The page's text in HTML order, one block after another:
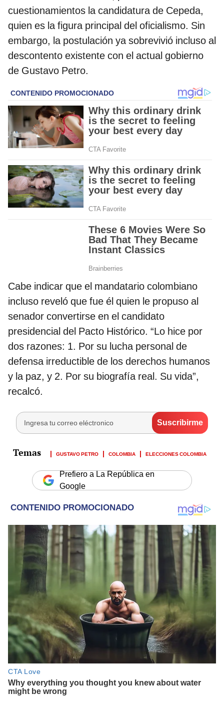
cuestionamientos la candidatura de Cepeda,
quien es la figura principal del oficialismo. Sin
embargo, la postulación ya sobrevivió incluso al
descontento existente con el actual gobierno
de Gustavo Petro.
Cabe indicar que el mandatario colombiano
incluso reveló que fue él quien le propuso al
senador convertirse en el candidato
presidencial del Pacto Histórico. “Lo hice por
dos razones: 1. Por su lucha personal de
defensa irreductible de los derechos humanos
y la paz, y 2. Por su biografía real. Su vida”,
recalcó.
GUSTAVO PETRO COLOMBIA ELECCIONES COLOMBIA
Prefiero a La República en
Google